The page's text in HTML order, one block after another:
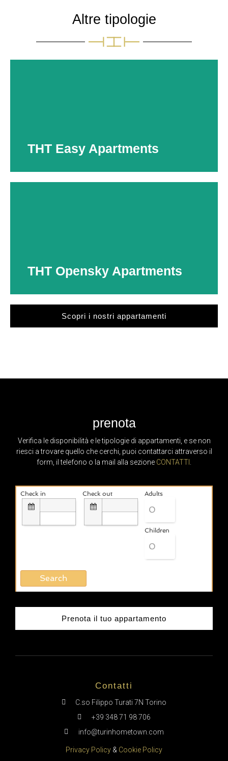
Altre tipologie
THT Easy Apartments
THT Opensky Apartments
Scopri di più
Scopri i nostri appartamenti
prenota
Verifica le disponibilità e le tipologie di appartamenti, e se non
riesci a trovare quello che cerchi, puoi contattarci attraverso il
form, il telefono o la mail alla sezione CONTATTI
Check in Check out Adults
Children
Prenota il tuo appartamento
Contatti
C.so Filippo Turati 7N Torino
+39 348 71 98 706
info@turinhometown.com
Privacy Policy & Cookie Policy